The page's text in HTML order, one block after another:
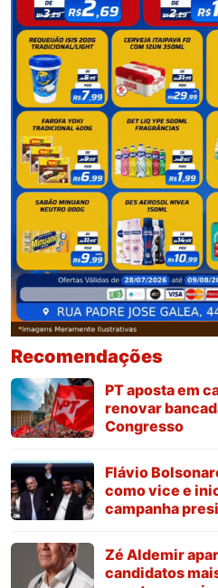
Recomendações
PT aposta em
renovar
Congresso
Flávio
como vice e
campanha
Zé Aldemir
candidatos